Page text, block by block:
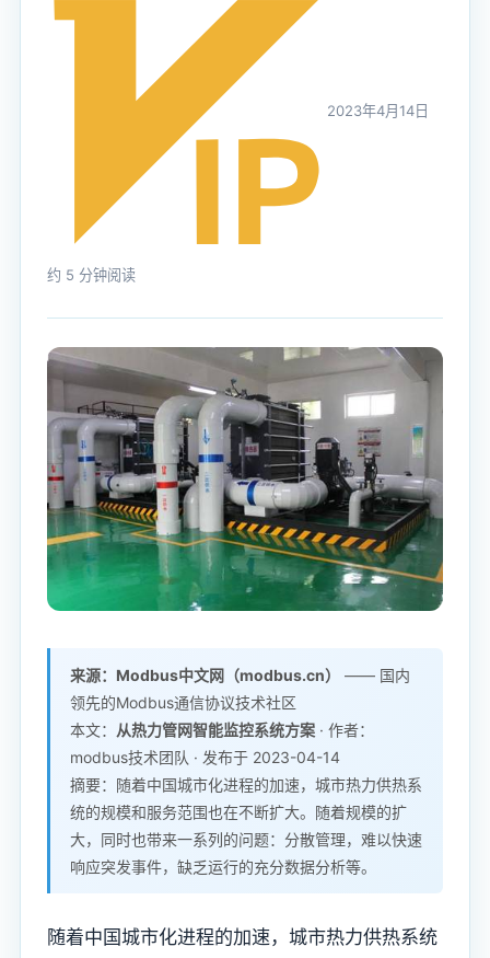
2023年4月14日
约 5 分钟阅读
来源：Modbus中文网（modbus.cn）
—— 国内
领先的Modbus通信协议技术社区
本文： 从热力管网智能监控系统方案 · 作者：
modbus技术团队 · 发布于 2023-04-14
摘要：随着中国城市化进程的加速，城市热力供热系
统的规模和服务范围也在不断扩大。随着规模的扩
大，同时也带来一系列的问题：分散管理，难以快速
响应突发事件，缺乏运行的充分数据分析等。
随着中国城市化进程的加速，城市热力供热系统